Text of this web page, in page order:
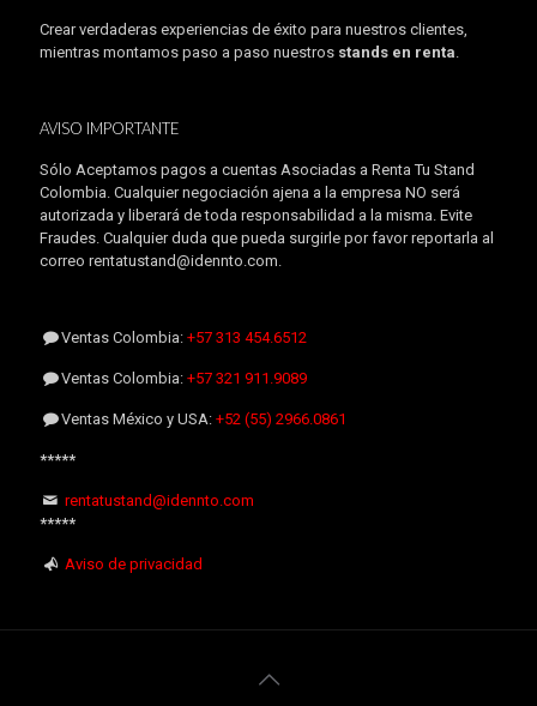
Crear verdaderas experiencias de éxito para nuestros clientes,
mientras montamos paso a paso nuestros stands en renta.
AVISO IMPORTANTE
Sólo Aceptamos pagos a cuentas Asociadas a Renta Tu Stand
Colombia. Cualquier negociación ajena a la empresa NO será
autorizada y liberará de toda responsabilidad a la misma. Evite
Fraudes. Cualquier duda que pueda surgirle por favor reportarla al
correo rentatustand@idennto.com.
Ventas Colombia:+57 313 454.6512
Ventas Colombia:+57 321 911.9089
Ventas México y USA:+52 (55) 2966.0861
*****
rentatustand@idennto.com
*****
Aviso de privacidad